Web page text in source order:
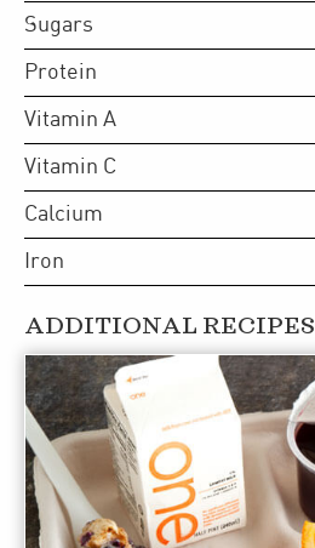
Sugars
Protein
Vitamin A
Vitamin C
Calcium
Iron
ADDITIONAL RECIPES